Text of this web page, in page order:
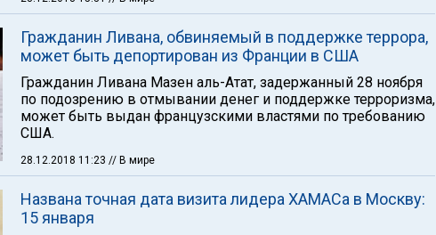
Гражданин Ливана, обвиняемый в поддержке террора,
может быть депортирован из Франции в США
Гражданин Ливана Мазен аль-Атат, задержанный 28 ноября
по подозрению в отмывании денег и поддержке терроризма,
может быть выдан французскими властями по требованию
США.
28.12.2018 11:23 // В мире
Названа точная дата визита лидера ХАМАСа в Москву:
15 января